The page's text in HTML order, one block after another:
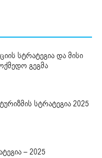
სტრატეგია და მისი
გეგმა
სტრატეგია 2025
– 2025